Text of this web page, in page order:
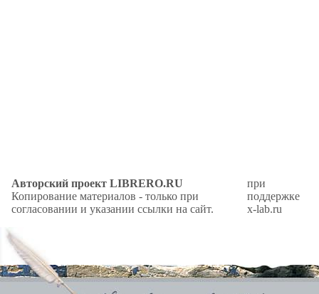
Авторский проект LIBRERO.RU
Копирование материалов - только при
согласовании и указании ссылки на сайт.
при
поддержке
x-lab.ru